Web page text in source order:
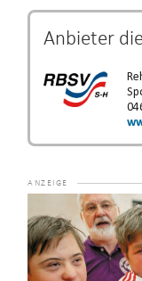
Anbieter
Player